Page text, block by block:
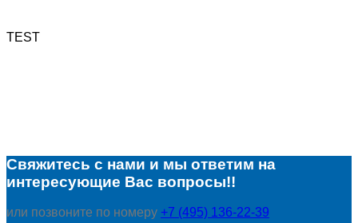
TEST
Свяжитесь с нами и мы ответим на
интересующие Вас вопросы!!
или позвоните по номеру +7 (495) 136-22-39